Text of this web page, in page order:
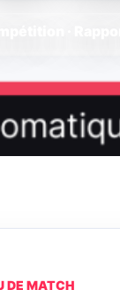
DE MATCH